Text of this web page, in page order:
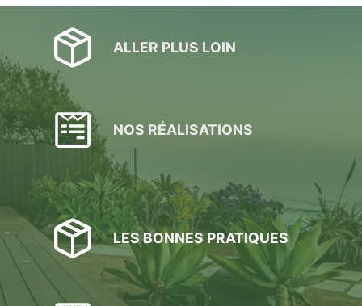
ALLER PLUS LOIN
NOS RÉALISATIONS
LES BONNES PRATIQUES